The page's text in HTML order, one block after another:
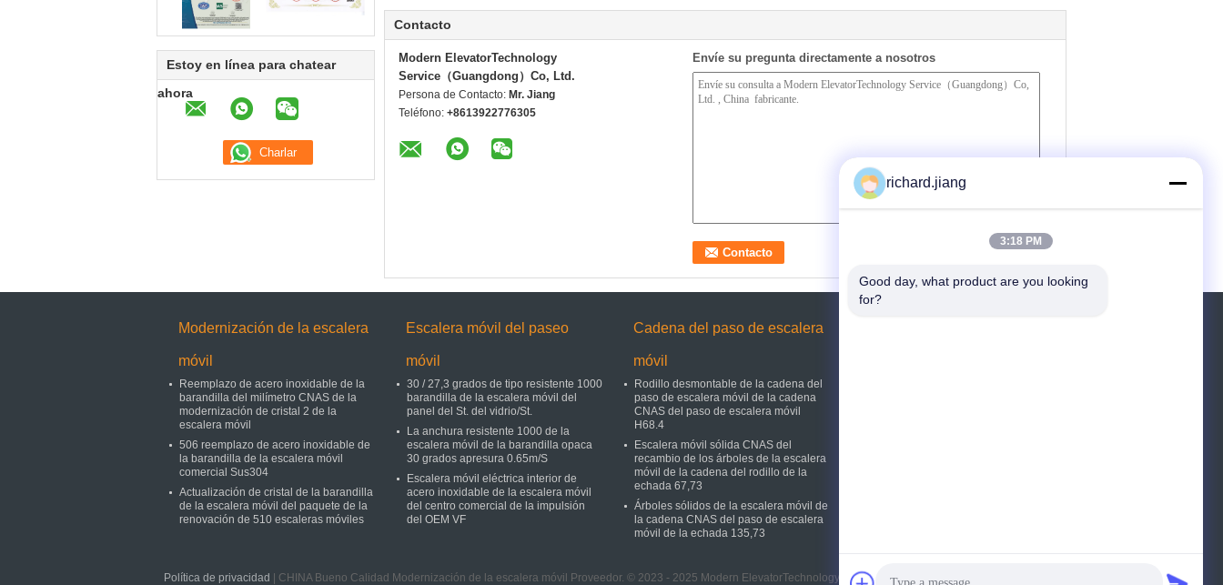
Estoy en línea para chatear
ahora
Contacto
Modern ElevatorTechnology
Service（Guangdong）Co, Ltd.
Persona de Contacto: Mr. Jiang
Teléfono: +8613922776305
Envíe su pregunta directamente a nosotros
(0/ 3000)
Modernización de la escalera
móvil
Reemplazo de acero inoxidable de la
barandilla del milímetro CNAS de la
modernización de cristal 2 de la
escalera móvil
506 reemplazo de acero inoxidable de
la barandilla de la escalera móvil
comercial Sus304
Actualización de cristal de la barandilla
de la escalera móvil del paquete de la
renovación de 510 escaleras móviles
Escalera móvil del paseo
móvil
30 / 27,3 grados de tipo resistente 1000
barandilla de la escalera móvil del
panel del St. del vidrio/St.
La anchura resistente 1000 de la
escalera móvil de la barandilla opaca
30 grados apresura 0.65m/S
Escalera móvil eléctrica interior de
acero inoxidable de la escalera móvil
del centro comercial de la impulsión
del OEM VF
Cadena del paso de escalera
móvil
Rodillo desmontable de la cadena del
paso de escalera móvil de la cadena
CNAS del paso de escalera móvil
H68.4
Escalera móvil sólida CNAS del
recambio de los árboles de la escalera
móvil de la cadena del rodillo de la
echada 67,73
Árboles sólidos de la escalera móvil de
la cadena CNAS del paso de escalera
móvil de la echada 135,73
Política de privacidad | CHINA Bueno Calidad Modernización de la escalera móvil Proveedor. © 2023 - 2025 Modern ElevatorTechnology Service（Guangdong）Co, Ltd.. All Rights
richard.jiang
3:18 PM
Good day, what product are you looking
for?